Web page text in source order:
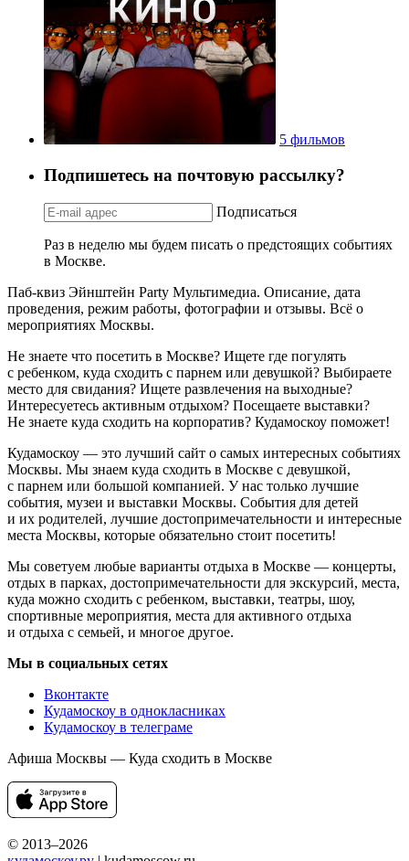
5 фильмов
Подпишетесь на почтовую рассылку?
Подписаться
Раз в неделю мы будем писать о предстоящих событиях
в Москве.
Паб-квиз Эйнштейн Party Мультимедиа. Описание, дата
проведения, режим работы, фотографии и отзывы. Всё о
мероприятиях Москвы.
Не знаете что посетить в Москве? Ищете где погулять
с ребенком, куда сходить с парнем или девушкой? Выбираете
место для свидания? Ищете развлечения на выходные?
Интересуетесь активным отдыхом? Посещаете выставки?
Не знаете куда сходить на корпоратив? Кудамоскоу поможет!
Кудамоскоу — это лучший сайт о самых интересных событиях
Москвы. Мы знаем куда сходить в Москве с девушкой,
с парнем или большой компанией. У нас только лучшие
события, музеи и выставки Москвы. События для детей
и их родителей, лучшие достопримечательности и интересные
места Москвы, которые обязательно стоит посетить!
Мы советуем любые варианты отдыха в Москве — концерты,
отдых в парках, достопримечательности для экскурсий, места,
куда можно сходить с ребенком, выставки, театры, шоу,
спортивные мероприятия, места для активного отдыха
и отдыха с семьей, и многое другое.
Мы в социальных сетях
Вконтакте
Кудамоскоу в однокласниках
Кудамоскоу в телеграме
Афиша Москвы — Куда сходить в Москве
© 2013–2026